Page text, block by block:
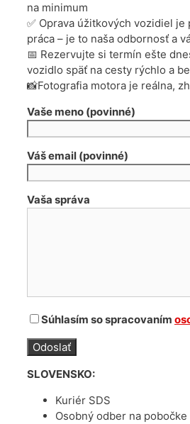
na minimum
✅ Oprava úžitkových vozidiel je
práca – je to naša odbornosť a
📅 Rezervujte si termín ešte
vozidlo späť na cesty rýchlo a
📸Fotografia motora je reálna,
Vaše meno (povinné)
Váš email (povinné)
Vaša správa
Súhlasím so spracovaním
SLOVENSKO:
Kuriér SDS
Osobný odber na